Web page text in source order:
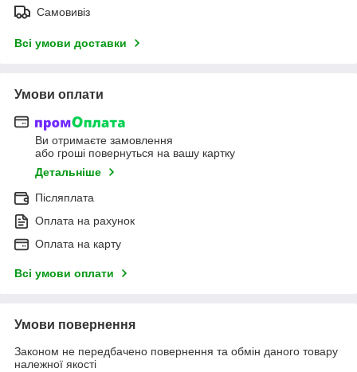
Самовивіз
Всі умови доставки
Умови оплати
Ви отримаєте замовлення
або гроші повернуться на вашу картку
Детальніше
Післяплата
Оплата на рахунок
Оплата на карту
Всі умови оплати
Умови повернення
Законом не передбачено повернення та обмін даного товару
належної якості